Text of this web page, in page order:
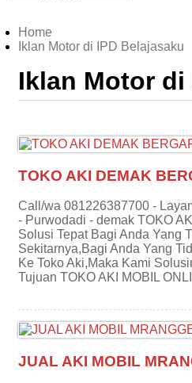
Home
Iklan Motor di IPD Belajasaku
Iklan Motor di
TOKO AKI DEMAK
Call/wa 081226387700 -
- Purwodadi - demak TOKO
Solusi Tepat Bagi Anda Yang
Sekitarnya,Bagi Anda Yang
Ke Toko Aki,Maka Kami
Tujuan TOKO AKI MOBIL
JUAL AKI MOBIL